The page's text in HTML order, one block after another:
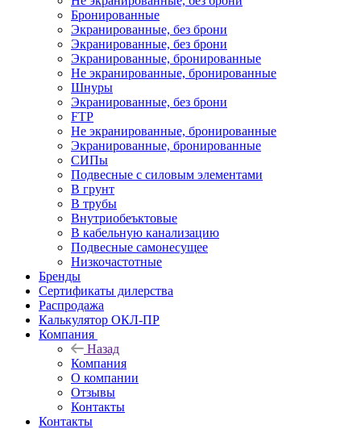
Бронированные
Экранированные, без брони
Экранированные, без брони
Экранированные, бронированные
Не экранированные, бронированные
Шнуры
Экранированные, без брони
FTP
Не экранированные, бронированные
Экранированные, бронированные
СИПы
Подвесные с силовым элементами
В грунт
В трубы
Внутриобеъктовые
В кабельную канализацию
Подвесные самонесущее
Низкочастотные
Бренды
Сертификаты дилерства
Распродажа
Калькулятор ОКЛ-ПР
Компания
Назад
Компания
О компании
Отзывы
Контакты
Контакты